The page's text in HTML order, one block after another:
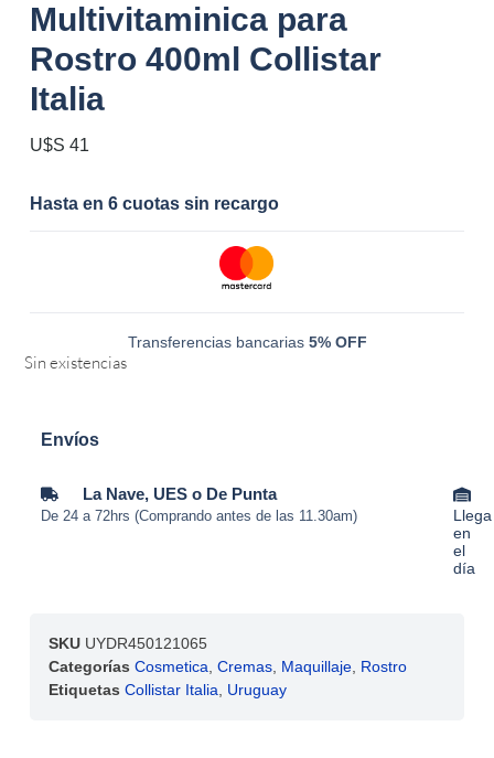
Multivitaminica para
Rostro 400ml Collistar
Italia
U$S 41
Hasta en 6 cuotas sin recargo
Transferencias bancarias 5% OFF
Sin existencias
Envíos
La Nave, UES o De Punta
De 24 a 72hrs (Comprando antes de las 11.30am)
Llega
en
el
día
SKU UYDR450121065
Categorías Cosmetica ,Cremas Maquillaje Rostro
Etiquetas Collistar Italia Uruguay